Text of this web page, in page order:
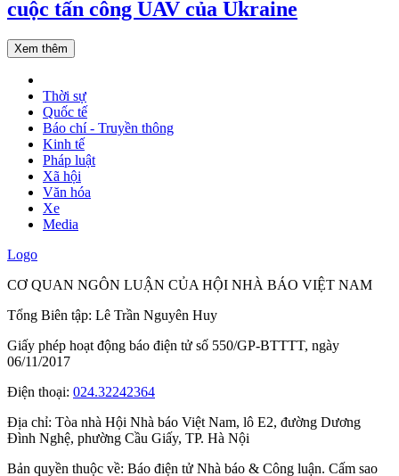
cuộc tấn công UAV của Ukraine
Xem thêm
Thời sự
Quốc tế
Báo chí - Truyền thông
Kinh tế
Pháp luật
Xã hội
Văn hóa
Xe
Media
Logo
CƠ QUAN NGÔN LUẬN CỦA HỘI NHÀ BÁO VIỆT NAM
Tổng Biên tập: Lê Trần Nguyên Huy
Giấy phép hoạt động báo điện tử số 550/GP-BTTTT, ngày
06/11/2017
Điện thoại: 024.32242364
Địa chỉ: Tòa nhà Hội Nhà báo Việt Nam, lô E2, đường Dương
Đình Nghệ, phường Cầu Giấy, TP. Hà Nội
Bản quyền thuộc về: Báo điện tử Nhà báo & Công luận. Cấm sao